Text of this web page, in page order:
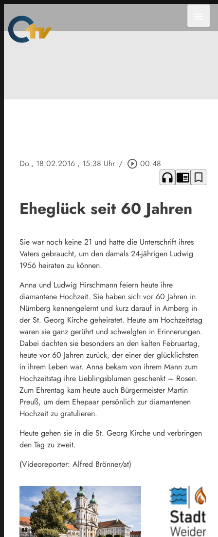
Do., 18.02.2016 , 15:38 Uhr / play_circle_outline 00:48
headphones chrome_reader_mode bookmark_border
Eheglück seit 60 Jahren
Sie war noch keine 21 und hatte die Unterschrift ihres
Vaters gebraucht, um den damals 24-jährigen Ludwig
1956 heiraten zu können.
Anna und Ludwig Hirschmann feiern heute ihre
diamantene Hochzeit. Sie haben sich vor 60 Jahren in
Nürnberg kennengelernt und kurz darauf in Amberg in
der St. Georg Kirche geheiratet. Heute am Hochzeitstag
waren sie ganz gerührt und schwelgten in Erinnerungen.
Dabei dachten sie besonders an den kalten Februartag,
heute vor 60 Jahren zurück, der einer der glücklichsten
in ihrem Leben war. Anna bekam von ihrem Mann zum
Hochzeitstag ihre Lieblingsblumen geschenkt – Rosen.
Zum Ehrentag kam heute auch Bürgermeister Martin
Preuß, um dem Ehepaar persönlich zur diamantenen
Hochzeit zu gratulieren.
Heute gehen sie in die St. Georg Kirche und verbringen
den Tag zu zweit.
(Videoreporter: Alfred Brönner/at)